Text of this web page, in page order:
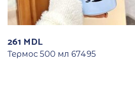
261 MDL
Термос 500 мл 67495